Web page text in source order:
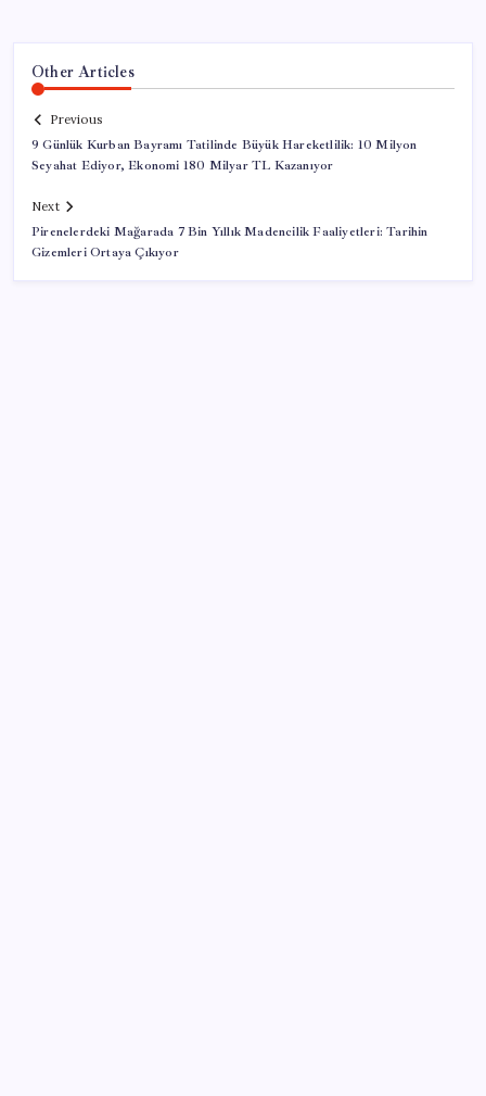
Other Articles
Previous
9 Günlük Kurban Bayramı Tatilinde Büyük Hareketlilik: 10 Milyon
Seyahat Ediyor, Ekonomi 180 Milyar TL Kazanıyor
Next
Pirenelerdeki Mağarada 7 Bin Yıllık Madencilik Faaliyetleri: Tarihin
Gizemleri Ortaya Çıkıyor